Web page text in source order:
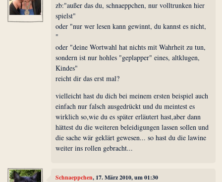
zb:"außer das du, schnaeppchen, nur volltrunken hier
spielst"
oder "nur wer lesen kann gewinnt, du kannst es nicht,
"
oder "deine Wortwahl hat nichts mit Wahrheit zu tun,
sondern ist nur hohles "geplapper" eines, altklugen,
Kindes"
reicht dir das erst mal?
vielleicht hast du dich bei meinem ersten beispiel auch
einfach nur falsch ausgedrückt und du meintest es
wirklich so,wie du es später erläutert hast,aber dann
hättest du die weiteren beleidigungen lassen sollen und
die sache wär geklärt gewesen... so hast du die lawine
weiter ins rollen gebracht...
Schnaeppchen, 17. März 2010, um 01:30